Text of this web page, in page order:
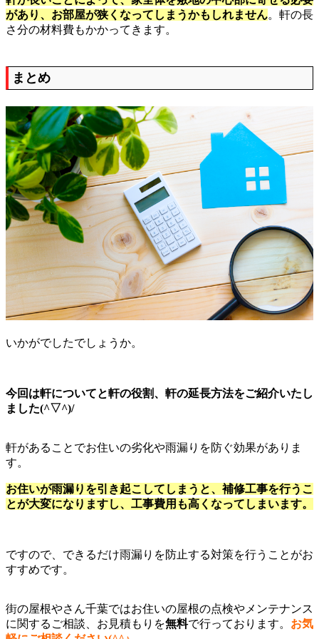
があり、お部屋が狭くなってしまうかもしれません。軒の長
さ分の材料費もかかってきます。
まとめ
いかがでしたでしょうか。
今回は軒についてと軒の役割、軒の延長方法をご紹介いたし
ました(^▽^)/
軒があることでお住いの劣化や雨漏りを防ぐ効果がありま
す。
お住いが雨漏りを引き起こしてしまうと、補修工事を行うこ
とが大変になりますし、工事費用も高くなってしまいます。
ですので、できるだけ雨漏りを防止する対策を行うことがお
すすめです。
街の屋根やさん千葉ではお住いの屋根の点検やメンテナンス
に関するご相談、お見積もりを無料で行っております。 お気